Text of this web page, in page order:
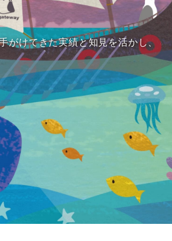
がけてきた実績と知見を活かし、